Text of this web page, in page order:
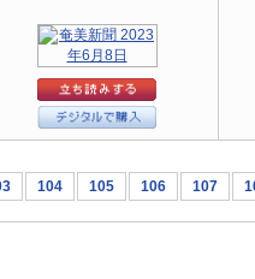
104 105 106 107